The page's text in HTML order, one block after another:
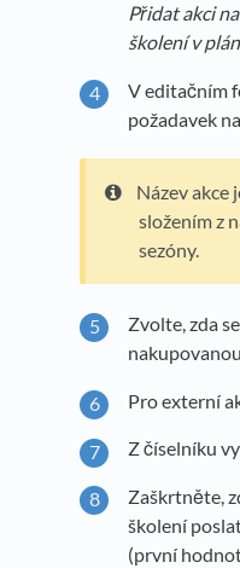
Přidat akci
školení v
V editačním
požadavek
Název akce
složením z
sezóny.
Zvolte, zda
Pro externí
Z číselníku
Zaškrtněte,
školení
(první